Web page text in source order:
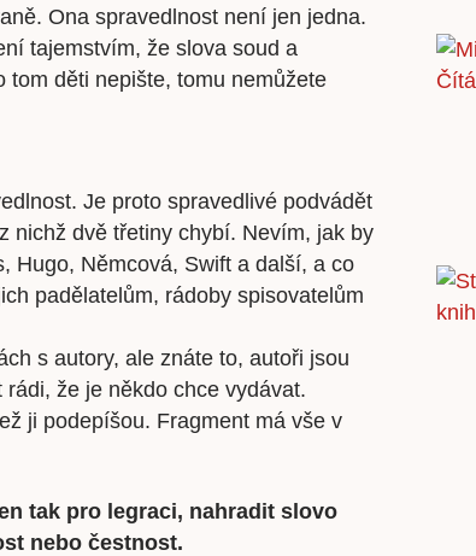
Ona spravedlnost není jen jedna.
tajemstvím, že slova soud a
tom děti nepište, tomu nemůžete
Je proto spravedlivé podvádět
nichž dvě třetiny chybí. Nevím, jak by
Hugo, Němcová, Swift a další, a co
padělatelům, rádoby spisovatelům
s autory, ale znáte to, autoři jsou
že je někdo chce vydávat.
ji podepíšou. Fragment má vše v
tak pro legraci, nahradit slovo
nebo čestnost.